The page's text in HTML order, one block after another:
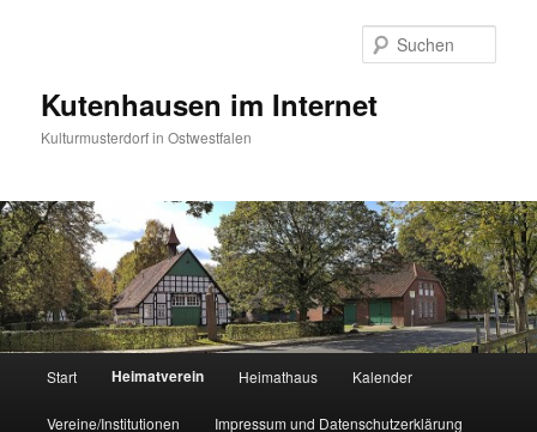
Kutenhausen im Internet
Kulturmusterdorf in Ostwestfalen
Start Heimatverein Heimathaus Kalender
Vereine/Institutionen Impressum und Datenschutzerklärung